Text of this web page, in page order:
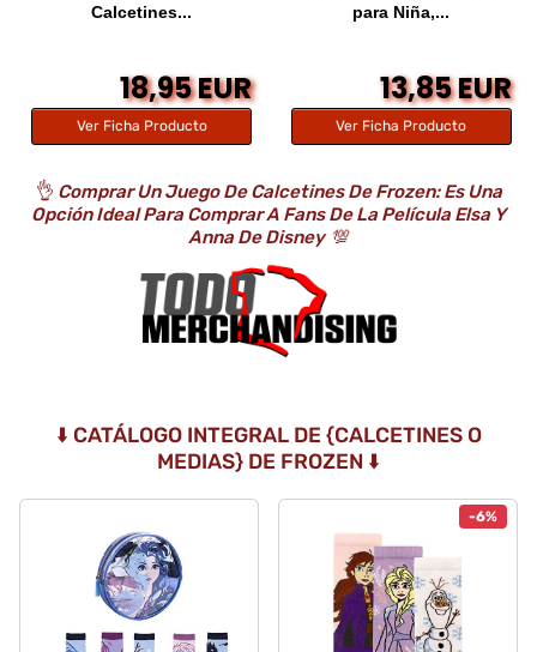
Calcetines...
18,95 EUR
Ver Ficha Producto
para Niña,...
13,85 EUR
Ver Ficha Producto
👌 Comprar Un Juego De Calcetines De Frozen: Es Una
Opción Ideal Para Comprar A Fans De La Película Elsa Y
Anna De Disney 💯
⬇️ CATÁLOGO INTEGRAL DE {CALCETINES O
MEDIAS} DE FROZEN ⬇️
-6%